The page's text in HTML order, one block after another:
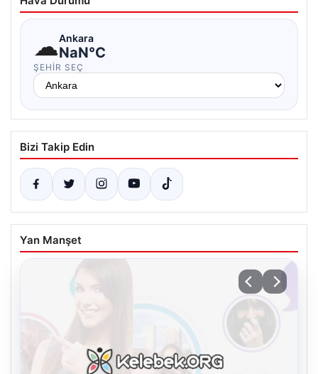
☁Ankara
NaN°C
ŞEHIR SEÇ
Bizi Takip Edin
Yan Manşet